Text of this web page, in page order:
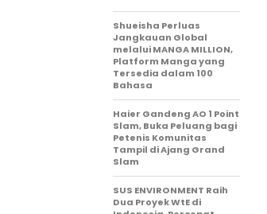
Shueisha Perluas
Jangkauan Global
melalui MANGA MILLION,
Platform Manga yang
Tersedia dalam 100
Bahasa
Haier Gandeng AO 1 Point
Slam, Buka Peluang bagi
Petenis Komunitas
Tampil di Ajang Grand
Slam
SUS ENVIRONMENT Raih
Dua Proyek WtE di